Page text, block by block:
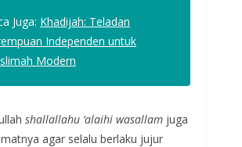
Juga: Khadijah: Teladan
Independen untuk
Modern
shallallahu ‘alaihi wasallam juga
agar selalu berlaku jujur